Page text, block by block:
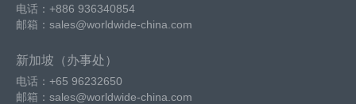
电话：+886 936340854
邮箱：sales@worldwide-china.com
新加坡（办事处）
电话：+65 96232650
邮箱：sales@worldwide-china.com